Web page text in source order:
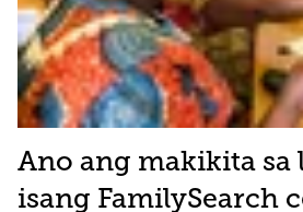
Ano ang makikita sa
isang FamilySearch